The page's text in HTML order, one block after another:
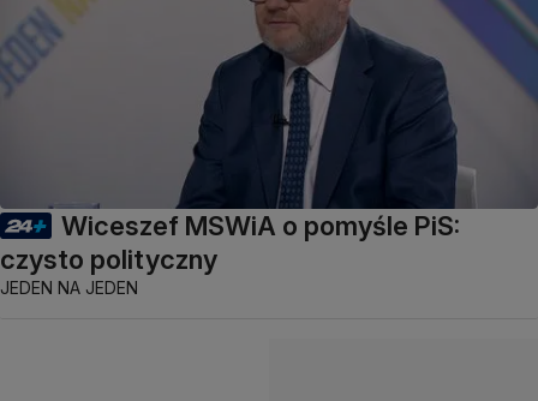
Wiceszef MSWiA o pomyśle PiS:
czysto polityczny
JEDEN NA JEDEN